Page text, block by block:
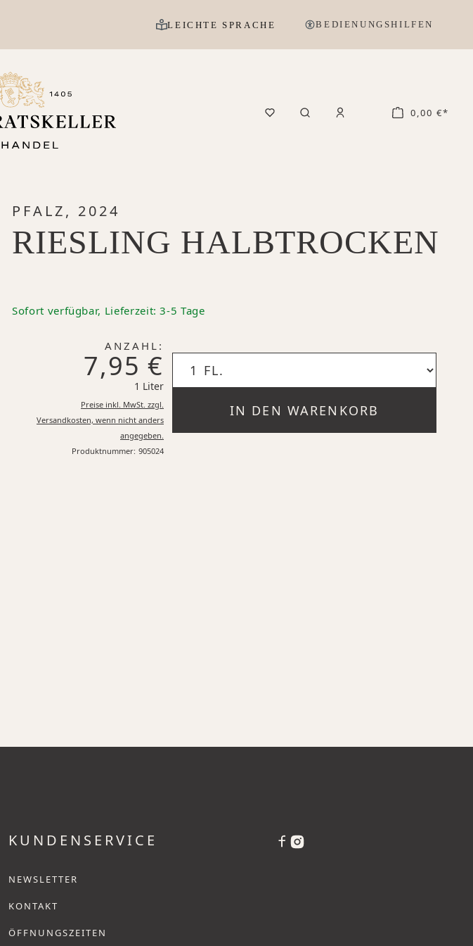
LEICHTE SPRACHE BEDIENUNGSHILFEN
0,00 €*
PFALZ, 2024
RIESLING HALBTROCKEN
Sofort verfügbar, Lieferzeit: 3-5 Tage
ANZAHL:
7,95 €
1 Liter
Preise inkl. MwSt. zzgl.
Versandkosten, wenn nicht anders
angegeben.
Produktnummer: 905024
IN DEN WARENKORB
KUNDENSERVICE
NEWSLETTER
KONTAKT
ÖFFNUNGSZEITEN